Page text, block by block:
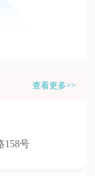
查看更多>>
158号